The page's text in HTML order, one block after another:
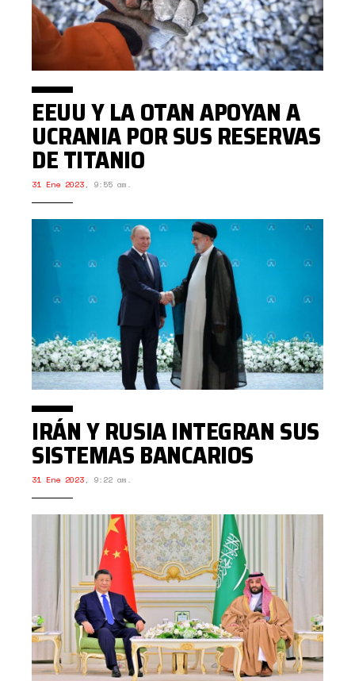
EEUU Y LA OTAN APOYAN A
UCRANIA POR SUS RESERVAS
DE TITANIO
31 Ene 2023, 9:55 am.
IRÁN Y RUSIA INTEGRAN SUS
SISTEMAS BANCARIOS
31 Ene 2023, 9:22 am.